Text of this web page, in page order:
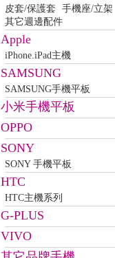
皮套/保護套
手機座/立架
其它週邊配件
Apple
iPhone.iPad主機
SAMSUNG
SAMSUNG手機平板
小米手機平板
OPPO
SONY
SONY 手機平板
HTC
HTC主機系列
G-PLUS
VIVO